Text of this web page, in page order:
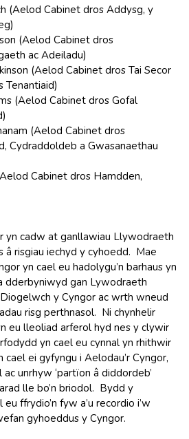
(Aelod Cabinet dros Addysg, y
(Aelod Cabinet dros
ac Adeiladu)
(Aelod Cabinet dros Tai Secor
Tenantiaid)
(Aelod Cabinet dros Gofal
(Aelod Cabinet dros
Cydraddoldeb a Gwasanaethau
Cabinet dros Hamdden,
yn cadw at ganllawiau Llywodraeth
â risgiau iechyd y cyhoedd. Mae
yn cael eu hadolygu’n barhaus yn
dderbyniwyd gan Lywodraeth
y Cyngor ac wrth wneud
risg perthnasol. Ni chynhelir
eu lleoliad arferol hyd nes y clywir
yn cael eu cynnal yn rhithwir
cael ei gyfyngu i Aelodau’r Cyngor,
unrhyw ‘partïon â diddordeb’
lle bo’n briodol. Bydd y
ffrydio’n fyw a’u recordio i’w
gyhoeddus y Cyngor.